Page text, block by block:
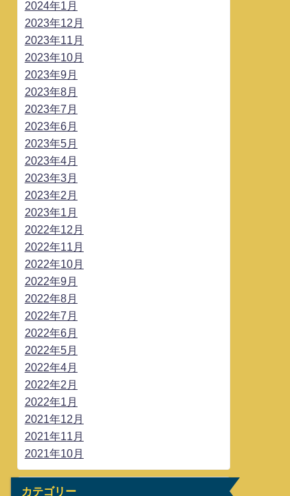
2024年1月
2023年12月
2023年11月
2023年10月
2023年9月
2023年8月
2023年7月
2023年6月
2023年5月
2023年4月
2023年3月
2023年2月
2023年1月
2022年12月
2022年11月
2022年10月
2022年9月
2022年8月
2022年7月
2022年6月
2022年5月
2022年4月
2022年2月
2022年1月
2021年12月
2021年11月
2021年10月
カテゴリー